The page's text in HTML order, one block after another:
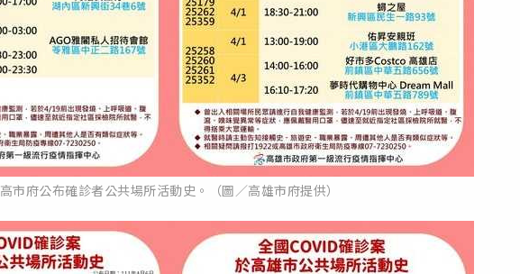
高市府公布確診者公共場所活動史。（圖／高雄市府提供）